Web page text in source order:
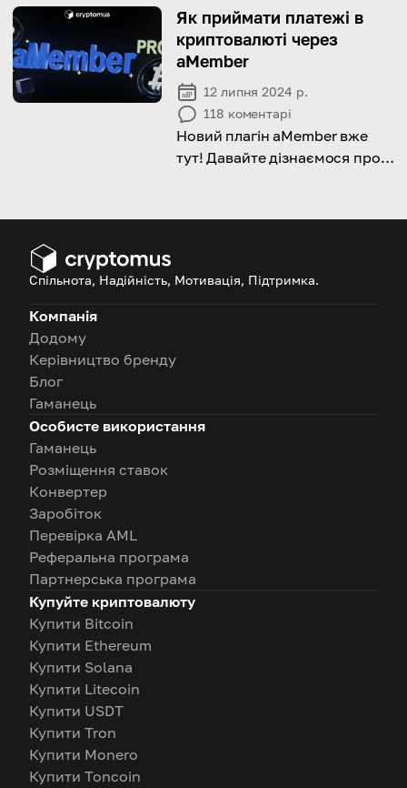
affects its supply.
Як приймати платежі в
криптовалюті через
aMember
12 липня 2024 р.
118 коментарі
Новий плагін aMember вже
тут! Давайте дізнаємося про
Спільнота, Надійність, Мотивація, Підтримка.
Компанія
Додому
Керівництво бренду
Блог
Гаманець
Особисте використання
Гаманець
Розміщення ставок
Конвертер
Заробіток
Перевірка AML
Реферальна програма
Партнерська програма
Купуйте криптовалюту
Купити Bitcoin
Купити Ethereum
Купити Solana
Купити Litecoin
Купити USDT
Купити Tron
Купити Monero
Купити Toncoin